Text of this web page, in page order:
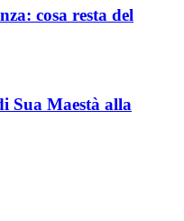
cosa resta del
Sua Maestà alla